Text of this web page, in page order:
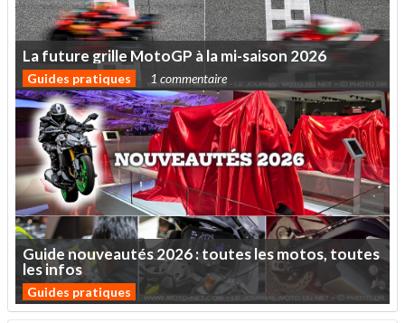
Lafuturegrille MotoGP àlami-saison 2026
Guides pratiques 1 commentaire
Guidenouveautés2026:touteslesmotos,toutes
lesinfos
Guides pratiques